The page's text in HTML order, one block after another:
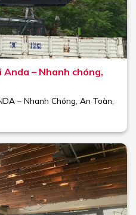
– Nhanh chóng,
– Nhanh Chóng, An Toàn,